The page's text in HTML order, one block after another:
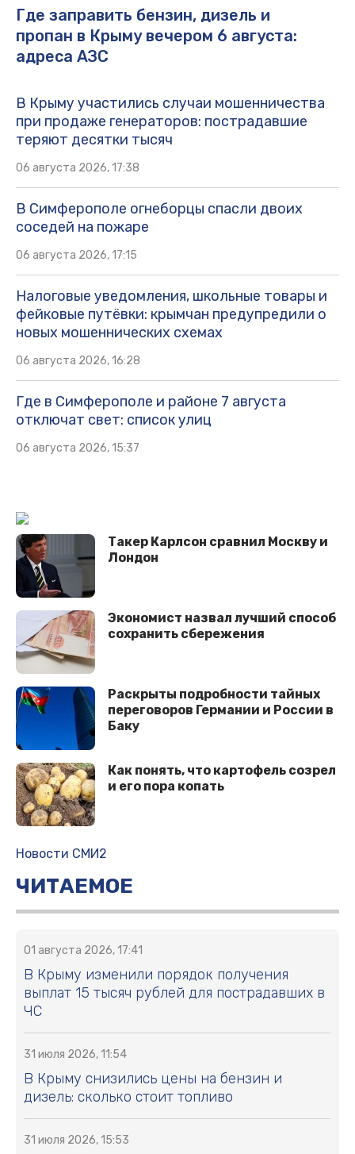
Где заправить бензин, дизель и
пропан в Крыму вечером 6 августа:
адреса АЗС
В Крыму участились случаи мошенничества
при продаже генераторов: пострадавшие
теряют десятки тысяч
06 августа 2026, 17:38
В Симферополе огнеборцы спасли двоих
соседей на пожаре
06 августа 2026, 17:15
Налоговые уведомления, школьные товары и
фейковые путёвки: крымчан предупредили о
новых мошеннических схемах
06 августа 2026, 16:28
Где в Симферополе и районе 7 августа
отключат свет: список улиц
06 августа 2026, 15:37
Такер Карлсон сравнил Москву и
Лондон
Экономист назвал лучший способ
сохранить сбережения
Раскрыты подробности тайных
переговоров Германии и России в
Баку
Как понять, что картофель созрел
и его пора копать
Новости СМИ2
ЧИТАЕМОЕ
01 августа 2026, 17:41
В Крыму изменили порядок получения
выплат 15 тысяч рублей для пострадавших в
ЧС
31 июля 2026, 11:54
В Крыму снизились цены на бензин и
дизель: сколько стоит топливо
31 июля 2026, 15:53